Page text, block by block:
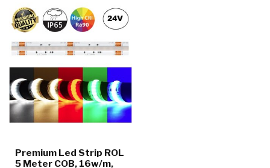
Premium Led Strip ROL
5 Meter COB, 16w/m,